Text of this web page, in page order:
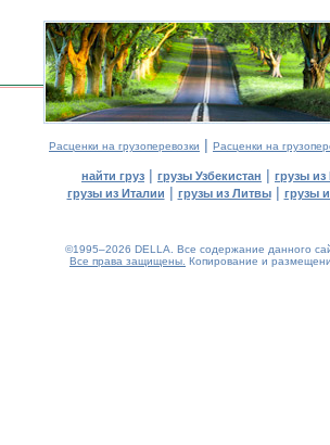
Расценки на грузоперевозки | Расценки на
найти груз | грузы Узбекистан | грузы
грузы из Италии | грузы из Литвы| грузы
©1995–2026 DELLA. Все содержание данного
Все права защищены. Копирование и